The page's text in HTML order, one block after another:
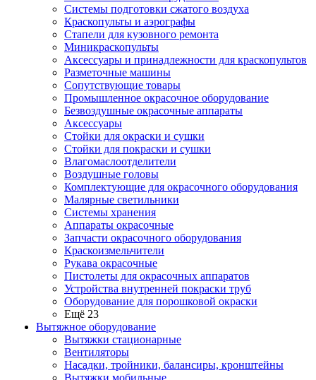
Системы подготовки сжатого воздуха
Краскопульты и аэрографы
Стапели для кузовного ремонта
Миникраскопульты
Аксессуары и принадлежности для краскопультов
Разметочные машины
Сопутствующие товары
Промышленное окрасочное оборудование
Безвоздушные окрасочные аппараты
Аксессуары
Стойки для окраски и сушки
Стойки для покраски и сушки
Влагомаслоотделители
Воздушные головы
Комплектующие для окрасочного оборудования
Малярные светильники
Системы хранения
Аппараты окрасочные
Запчасти окрасочного оборудования
Краскоизмельчители
Рукава окрасочные
Пистолеты для окрасочных аппаратов
Устройства внутренней покраски труб
Оборудование для порошковой окраски
Ещё 23
Вытяжное оборудование
Вытяжки стационарные
Вентиляторы
Насадки, тройники, балансиры, кронштейны
Вытяжки мобильные